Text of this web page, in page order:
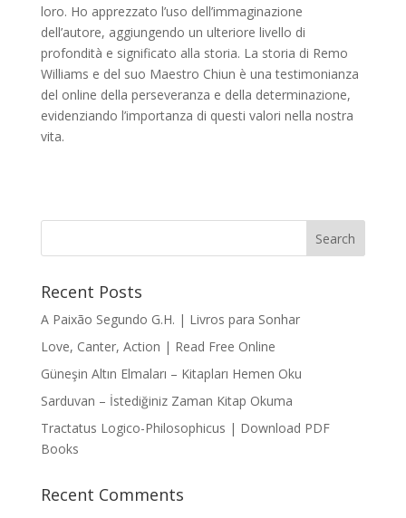
loro. Ho apprezzato l’uso dell’immaginazione
dell’autore, aggiungendo un ulteriore livello di
profondità e significato alla storia. La storia di Remo
Williams e del suo Maestro Chiun è una testimonianza
del online della perseveranza e della determinazione,
evidenziando l’importanza di questi valori nella nostra
vita.
Recent Posts
A Paixão Segundo G.H. | Livros para Sonhar
Love, Canter, Action | Read Free Online
Güneşin Altın Elmaları – Kitapları Hemen Oku
Sarduvan – İstediğiniz Zaman Kitap Okuma
Tractatus Logico-Philosophicus | Download PDF
Books
Recent Comments